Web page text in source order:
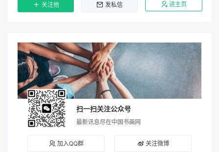
关注他 发私信 进主页
扫一扫关注公众号
最新讯息尽在中国书画网
加入QQ群 关注微博